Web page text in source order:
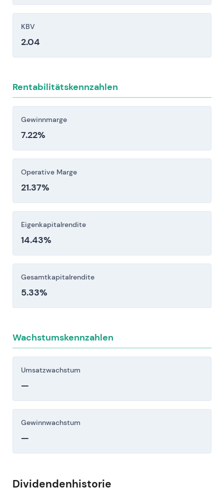
Finanzielle und makroökonomische Sensitivität:
erhöhte Verschuldung und
Refinanzierungs-/Zinsrisiken, Währungsrisiken
Anleger sollten diese Risikofaktoren vor einer
KBV
2.04
Rentabilitätskennzahlen
Gewinnmarge
7.22%
Operative Marge
21.37%
Eigenkapitalrendite
14.43%
Gesamtkapitalrendite
5.33%
Wachstumskennzahlen
Umsatzwachstum
—
Gewinnwachstum
—
Dividendenhistorie